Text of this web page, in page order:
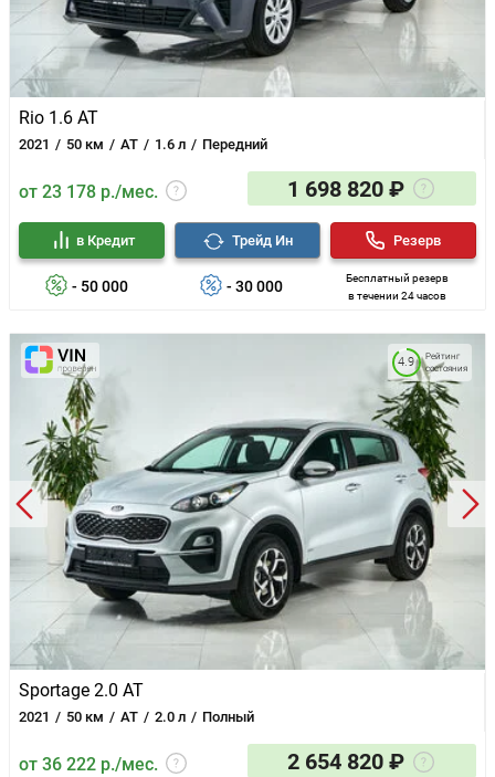
Rio 1.6 AT
2021 50 км AT 1.6 л Передний
от 23 178 р./мес. 1 698 820 ₽
- 50 000
в Кредит
- 30 000
Трейд Ин
Бесплатный резерв
в течении 24 часов
Резерв
Sportage 2.0 AT
2021 50 км AT 2.0 л Полный
Рейтинг
состояния
4.9
от 36 222 р./мес. 2 654 820 ₽